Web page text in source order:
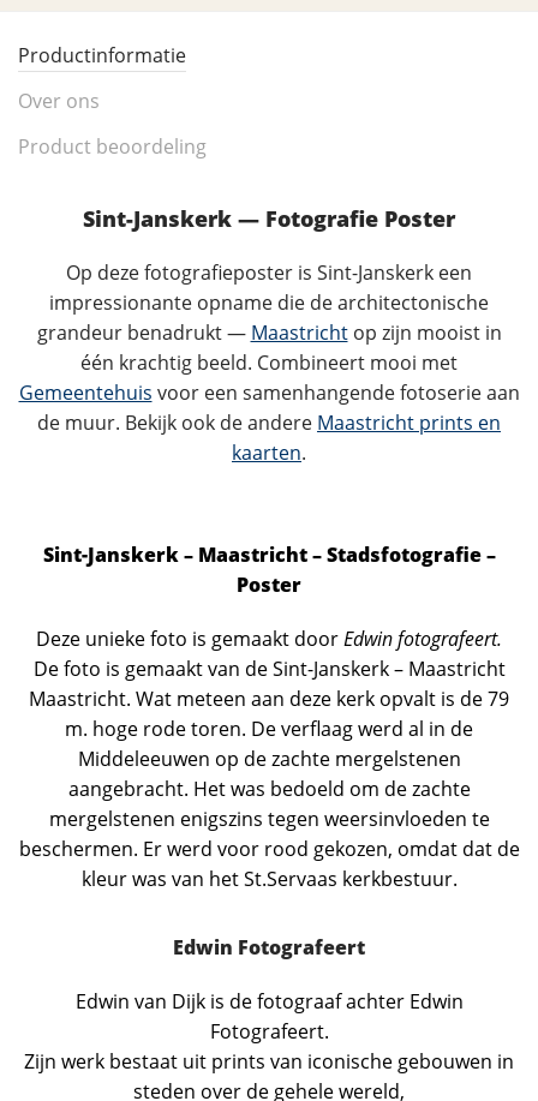
Productinformatie
Over ons
Product beoordeling
Sint-Janskerk — Fotografie Poster
Op deze fotografieposter is Sint-Janskerk een
impressionante opname die de architectonische
grandeur benadrukt — Maastrichtop zijn mooist in
één krachtig beeld. Combineert mooi met
Gemeentehuis voor een samenhangende fotoserie aan
de muur. Bekijk ook de andere Maastricht prints en
kaarten.
Sint-Janskerk – Maastricht – Stadsfotografie –
Poster
Deze unieke foto is gemaakt doorEdwin fotografeert.
De foto is gemaakt van de Sint-Janskerk – Maastricht
Maastricht. Wat meteen aan deze kerk opvalt is de 79
m. hoge rode toren. De verflaag werd al in de
Middeleeuwen op de zachte mergelstenen
aangebracht. Het was bedoeld om de zachte
mergelstenen enigszins tegen weersinvloeden te
beschermen. Er werd voor rood gekozen, omdat dat de
kleur was van het St.Servaas kerkbestuur.
Edwin Fotografeert
Edwin van Dijk is de fotograaf achter Edwin
Fotografeert.
Zijn werk bestaat uit prints van iconische gebouwen in
steden over de gehele wereld,